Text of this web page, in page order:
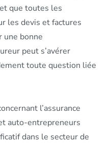
que toutes les
les devis et factures
une bonne
peut s’avérer
toute question liée
l’assurance
auto-entrepreneurs
dans le secteur de